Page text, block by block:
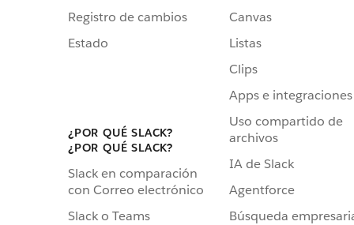
Registro de cambios
Estado
¿POR QUÉ SLACK?
¿POR QUÉ SLACK?
Slack en comparación
con Correo electrónico
Slack o Teams
Canvas
Listas
Clips
Apps e integraciones
Uso compartido de
archivos
IA de Slack
Agentforce
Búsqueda